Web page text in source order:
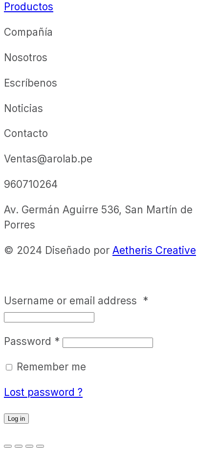
Productos
Compañía
Nosotros
Escríbenos
Noticias
Contacto
Ventas@arolab.pe
960710264
Av. Germán Aguirre 536, San Martín de
Porres
© 2024 Diseñado por Aetheris Creative
Username or email address *
Password *
Remember me
Lost password ?
Log in